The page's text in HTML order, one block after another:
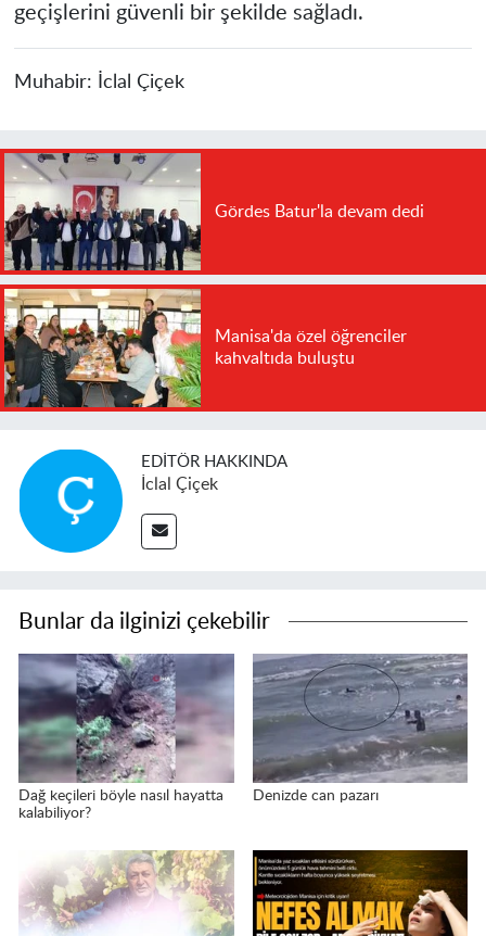
geçişlerini güvenli bir şekilde sağladı.
Muhabir: İclal Çiçek
Gördes Batur'la devam dedi
Manisa'da özel öğrenciler
kahvaltıda buluştu
EDITÖR HAKKINDA
İclal Çiçek
Bunlar da ilginizi çekebilir
Dağ keçileri böyle nasıl hayatta
kalabiliyor?
Denizde can pazarı